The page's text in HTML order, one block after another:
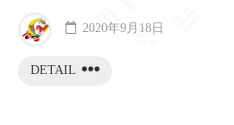
DETAIL
2020年9月18日